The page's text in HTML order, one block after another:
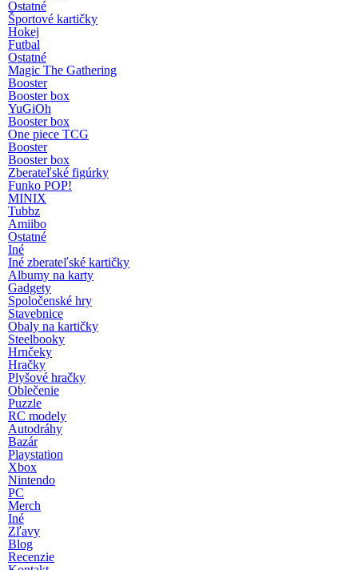
Ostatné
Športové kartičky
Hokej
Futbal
Ostatné
Magic The Gathering
Booster
Booster box
YuGiOh
Booster box
One piece TCG
Booster
Booster box
Zberateľské figúrky
Funko POP!
MINIX
Tubbz
Amiibo
Ostatné
Iné
Iné zberateľské kartičky
Albumy na karty
Gadgety
Spoločenské hry
Stavebnice
Obaly na kartičky
Steelbooky
Hrnčeky
Hračky
Plyšové hračky
Oblečenie
Puzzle
RC modely
Autodráhy
Bazár
Playstation
Xbox
Nintendo
PC
Merch
Iné
Zľavy
Blog
Recenzie